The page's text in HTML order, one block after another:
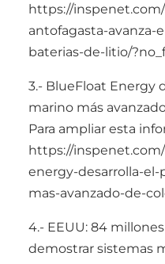
https://
antofagasta-avanza-
baterias-de-litio/
3.- BlueFloat Energy
marino más
Para ampliar esta
https://
energy-desarrolla-
mas-avanzado-de-
4.- EEUU: 84
demostrar sistemas